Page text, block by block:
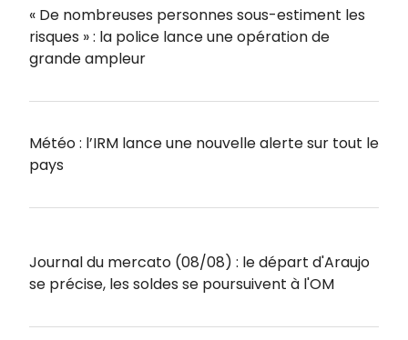
« De nombreuses personnes sous-estiment les
risques » : la police lance une opération de
grande ampleur
Météo : l’IRM lance une nouvelle alerte sur tout le
pays
Journal du mercato (08/08) : le départ d'Araujo
se précise, les soldes se poursuivent à l'OM